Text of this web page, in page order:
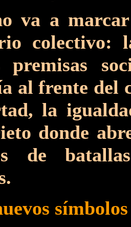
va a
colectivo:
premisas
al frente del
la
donde
de
símbolos